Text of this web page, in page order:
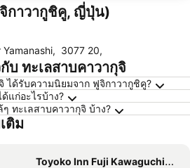
กาวากูชิคู, ญี่ปุ่น)
, 3077 20,
บ ทะเลสาบคาวากุจิ
ได้รับความนิยมจาก ฟูจิกาวากูชิคู?
แก่อะไรบ้าง?
ทะเลสาบคาวากุจิ บ้าง?
ติม
Toyoko Inn Fuji Kawaguchiko Ohashi